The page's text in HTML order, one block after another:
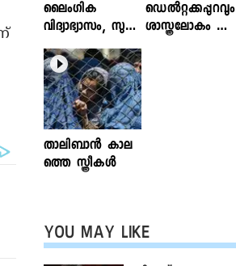
ലൈംഗിക
വിദ്യാഭ്യാസം, സുര
ക്ഷിതവും അ
ല്ലാത്തതുമായ സ്പ
ര്‍ശനങ്ങള്‍; ഇ
ന്‍ഫോക്ലിനിക്ക്
ലേഖനം
വായിക്കാം
ഡെൽറ്റക്കപ്പുറവും
ശാസ്ത്രലോകം ശ്ര
താലിബാന്‍ കാല
ത്തെ സ്ത്രീകള്‍
YOU MAY LIKE